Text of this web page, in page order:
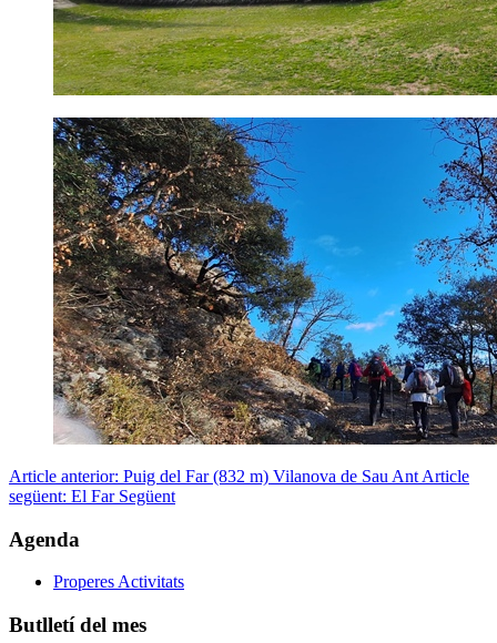
Article anterior: Puig del Far (832 m) Vilanova de Sau Ant Article
següent: El Far Següent
Agenda
Properes Activitats
Butlletí del mes